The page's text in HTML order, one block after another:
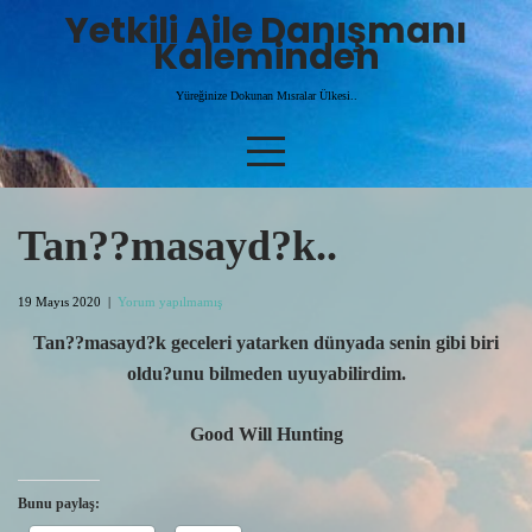
Yetkili Aile Danışmanı
Kaleminden
Yüreğinize Dokunan Mısralar Ülkesi..
Tan??masayd?k..
19 Mayıs 2020 | Yorum yapılmamış
Tan??masayd?k geceleri yatarken dünyada senin gibi biri
oldu?unu bilmeden uyuyabilirdim.
Good Will Hunting
Bunu paylaş: